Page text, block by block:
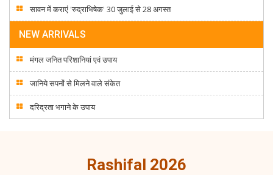
सावन में कराएं 'रुद्राभिषेक' 30 जुलाई से 28 अगस्त
NEW ARRIVALS
मंगल जनित परिशानियां एवं उपाय
जानिये सपनों से मिलने वाले संकेत
दरिद्रता भगाने के उपाय
Rashifal 2026